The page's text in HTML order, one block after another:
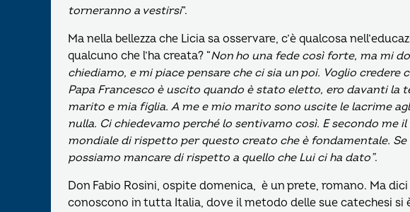
torneranno a vestirsi”.
Ma nella bellezza che Licia sa osservare, c’è qualcosa
qualcuno che l’ha creata? “Non ho una fede così forte, ma mi
chiediamo, e mi piace pensare che ci sia un poi. Voglio credere
Papa Francesco è uscito quando è stato eletto, ero davanti la
marito e mia figlia. A me e mio marito sono uscite le lacrime
nulla. Ci chiedevamo perché lo sentivamo così. E secondo me
mondiale di rispetto per questo creato che è fondamentale.
possiamo mancare di rispetto a quello che Lui ci ha dato”.
Don Fabio Rosini, ospite domenica, è un prete, romano. Ma
conoscono in tutta Italia, dove il metodo delle sue catechesi